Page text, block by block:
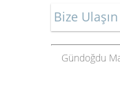
Bize Ulaşın
Gündoğdu